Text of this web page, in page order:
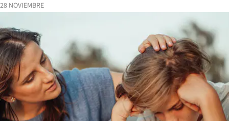
28 NOVIEMBRE